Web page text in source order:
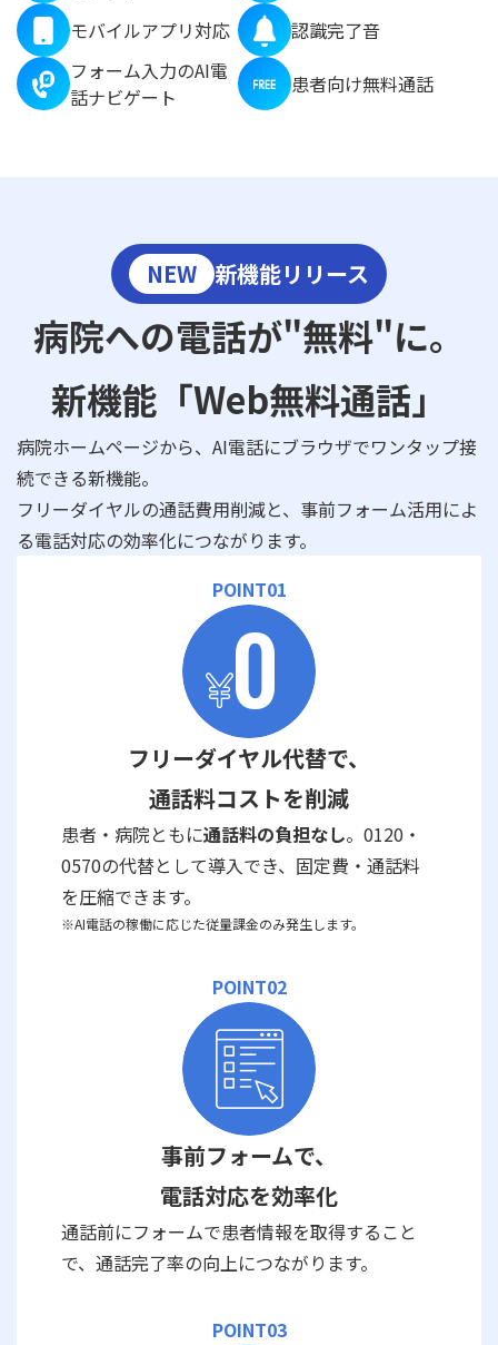
モバイルアプリ対応
認識完了音
フォーム入力のAI電
話ナビゲート
患者向け無料通話
NEW 新機能リリース
病院への電話が"無料"に。
新機能「Web無料通話」
病院ホームページから、AI電話にブラウザでワンタップ接
続できる新機能。
フリーダイヤルの通話費用削減と、事前フォーム活用によ
る電話対応の効率化につながります。
POINT01
フリーダイヤル代替で、
通話料コストを削減
患者・病院ともに通話料の負担なし。0120・
0570の代替として導入でき、固定費・通話料
を圧縮できます。
※AI電話の稼働に応じた従量課金のみ発生します。
POINT02
事前フォームで、
電話対応を効率化
通話前にフォームで患者情報を取得すること
で、通話完了率の向上につながります。
POINT03